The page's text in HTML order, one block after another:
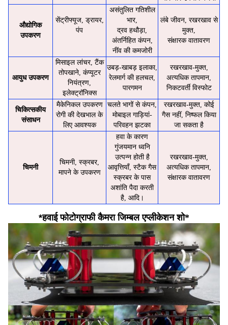
औद्योगिक
उपकरण
सेंट्रीफ्यूज, ड्रायर,
पंप
असंतुलित गतिशील
भार,
द्रव हथौड़ा,
अंतर्निहित कंपन,
नींव की कमजोरी
लंबे जीवन, रखरखाव से
मुक्त,
संक्षारक वातावरण
आयुध उपकरण
मिसाइल लांचर, टैंक
तोपखाने, कंप्यूटर
नियंत्रण,
इलेक्ट्रॉनिक्स
उबड़-खाबड़ इलाका,
रेलमार्ग की हलचल,
पारगमन
रखरखाव-मुक्त,
अत्यधिक तापमान,
निकटवर्ती विस्फोट
चिकित्सकीय
संसाधन
मैकेनिकल उपकरण
रोगी की देखभाल के
लिए आवश्यक
चलते भागों से कंपन,
मोबाइल गाड़ियां-
परिवहन झटका
रखरखाव-मुक्त, कोई
गैस नहीं, निष्फल किया
जा सकता है
चिमनी
चिमनी, स्क्रबर,
मापने के उपकरण
हवा के कारण
गुंजयमान ध्वनि
उत्पन्न होती है
आवृत्तियाँ, स्टैक गैस
स्क्रबर के पास
अशांति पैदा करती
है, आदि।
रखरखाव-मुक्त,
अत्यधिक तापमान,
संक्षारक वातावरण
*हवाई फोटोग्राफी कैमरा जिम्बल एप्लीकेशन शो*